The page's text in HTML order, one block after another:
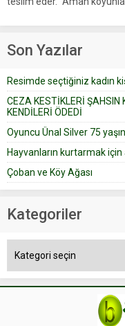
Çoban koyunları alır gider.
Son Yazılar
Resimde seçtiğiniz kadın
CEZA KESTİKLERİ ŞAHSIN
KENDİLERİ ÖDEDİ
Oyuncu Ünal Silver 75
Hayvanların kurtarmak için
Çoban ve Köy Ağası
Kategoriler